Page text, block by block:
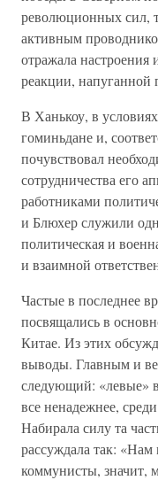
революционных сил,
активным
отражала настроения
реакции, напуганной
В Ханькоу, в
гоминьдане и,
почувствовал
сотрудничества его
работниками
и Блюхер служили
политическая и
и взаимной
Частые в последнее
посвящались в
Китае. Из этих
выводы. Главным и
следующий: «левые»
все ненадежнее,
Набирала силу та
рассуждала так:
коммунисты, значит,